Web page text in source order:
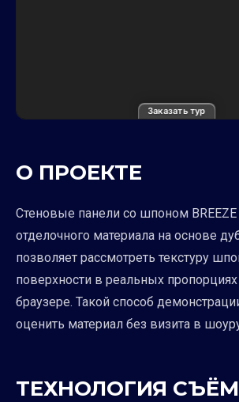
Заказать тур
О ПРОЕКТЕ
Стеновые панели со шпоном
отделочного материала на основе
позволяет рассмотреть текстуру
поверхности в реальных
браузере. Такой способ
оценить материал без визита в
ТЕХНОЛОГИЯ